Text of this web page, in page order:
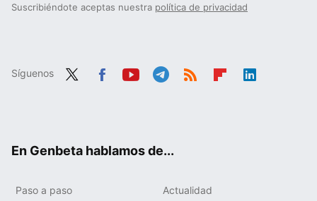
Suscribiéndote aceptas nuestra política de privacidad
Síguenos
En Genbeta hablamos de...
Paso a paso Actualidad